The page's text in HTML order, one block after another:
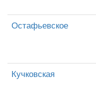
Остафьевское
Кучковская